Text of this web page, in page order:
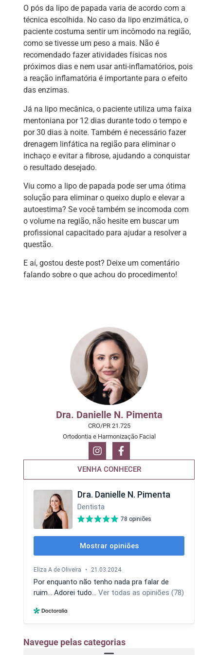
O pós da lipo de papada varia de acordo com a
técnica escolhida. No caso da lipo enzimática, o
paciente costuma sentir um incômodo na região,
como se tivesse um peso a mais. Não é
recomendado fazer atividades físicas nos
próximos dias e nem usar anti-inflamatórios, pois
a reação inflamatória é importante para o efeito
das enzimas.
Já na lipo mecânica, o paciente utiliza uma faixa
mentoniana por 12 dias durante todo o tempo e
por 30 dias à noite. Também é necessário fazer
drenagem linfática na região para eliminar o
inchaço e evitar a fibrose, ajudando a conquistar
o resultado desejado.
Viu como a lipo de papada pode ser uma ótima
solução para eliminar o queixo duplo e elevar a
autoestima? Se você também se incomoda com
o volume na região, não hesite em buscar um
profissional capacitado para ajudar a resolver a
questão.
E aí, gostou deste post? Deixe um comentário
falando sobre o que achou do procedimento!
Dra. Danielle N. Pimenta
CRO/PR 21.725
Ortodontia e Harmonização Facial
VENHA CONHECER
Navegue pelas categorias